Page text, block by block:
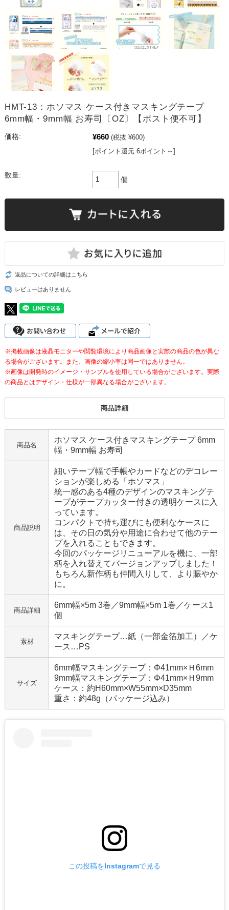
HMT-13：ホソマス ケース付きマスキングテープ
6mm幅・9mm幅 お寿司〔OZ〕【ポスト便不可】
価格: ¥660 (税抜 ¥600)
[ポイント還元 6ポイント～]
数量:
個
返品についての詳細はこちら
レビューはありません
※掲載画像は液晶モニターや閲覧環境により商品画像と実際の商品の色が異な
る場合がございます。また、画像の縮小率は同一ではありません。
※画像は開発時のイメージ・サンプルを使用している場合がございます。実際
の商品とはデザイン・仕様が一部異なる場合がございます。
商品詳細
商品名
ホソマス ケース付きマスキングテープ 6mm
幅・9mm幅 お寿司
商品説明
細いテープ幅で手帳やカードなどのデコレー
ションが楽しめる「ホソマス」
統一感のある4種のデザインのマスキングテ
ープがテープカッター付きの透明ケースに入
っています。
コンパクトで持ち運びにも便利なケースに
は、その日の気分や用途に合わせて他のテー
プを入れることもできます。
今回のパッケージリニューアルを機に、一部
柄を入れ替えてバージョンアップしました！
もちろん新作柄も仲間入りして、より賑やか
に。
商品詳細
6mm幅×5m 3巻／9mm幅×5m 1巻／ケース1
個
素材
マスキングテープ…紙（一部金箔加工）／ケ
ース…PS
サイズ
6mm幅マスキングテープ：Φ41mm×Ｈ6mm
9mm幅マスキングテープ：Φ41mm×Ｈ9mm
ケース：約H60mm×W55mm×D35mm
重さ：約48g（パッケージ込み）
この投稿をInstagramで見る